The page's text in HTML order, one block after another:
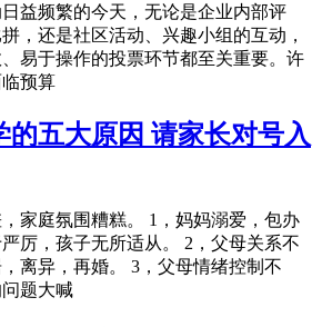
益频繁的今天，无论是企业内部评
，还是社区活动、兴趣小组的互动，
易于操作的投票环节都至关重要。许
预算
的五大原因 请家长对号入
家庭氛围糟糕。 1，妈妈溺爱，包办
厉，孩子无所适从。 2，父母关系不
离异，再婚。 3，父母情绪控制不
题大喊